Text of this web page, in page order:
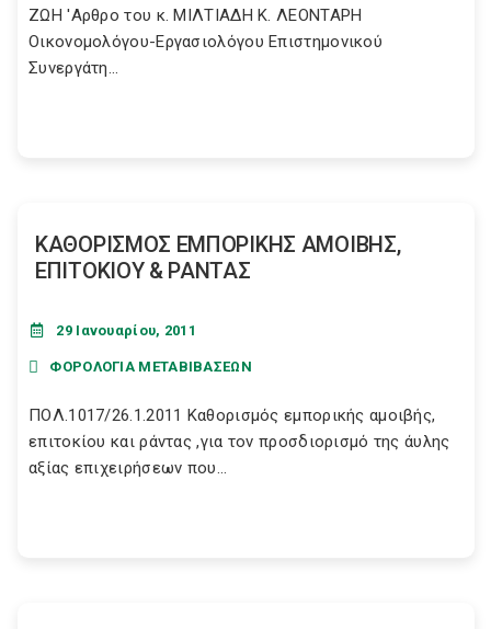
ΖΩΗ 'Aρθρο του κ. MIΛTIAΔH K. ΛEONTAPH
Oικονομολόγου-Eργασιολόγου Eπιστημονικού
Συνεργάτη...
ΚΑΘΟΡΙΣΜΟΣ ΕΜΠΟΡΙΚΗΣ ΑΜΟΙΒΗΣ,
ΕΠΙΤΟΚΙΟΥ & ΡΑΝΤΑΣ
29 Ιανουαρίου, 2011
ΦΟΡΟΛΟΓΙΑ ΜΕΤΑΒΙΒΑΣΕΩΝ
ΠΟΛ.1017/26.1.2011 Καθορισμός εμπορικής αμοιβής,
επιτοκίου και ράντας ,για τον προσδιορισμό της άυλης
αξίας επιχειρήσεων που...